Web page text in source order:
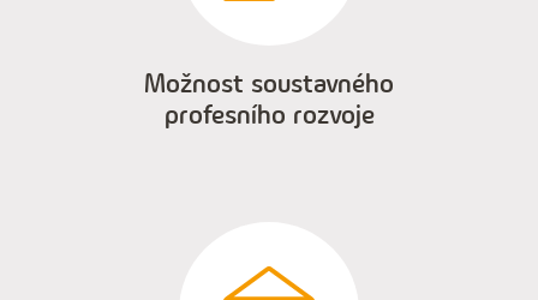
Možnost soustavného
profesního rozvoje